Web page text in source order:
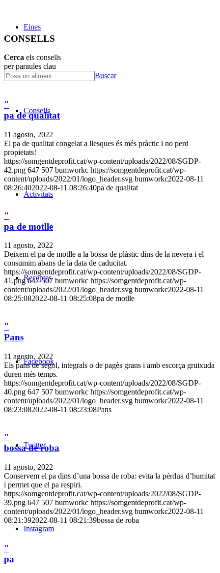
Eines
Consells
Activitats
Receptes
Facebook
Twitter
Instagram
CONSELLS
Cerca els consells
per paraules clau
Buscar
"
pa de qualitat
11 agosto, 2022
El pa de qualitat congelat a llesques és més pràctic i no perd
propietats!
https://somgentdeprofit.cat/wp-content/uploads/2022/08/SGDP-
42.png 647 507 bumworkc https://somgentdeprofit.cat/wp-
content/uploads/2022/01/logo_header.svg bumworkc2022-08-11
08:26:402022-08-11 08:26:40pa de qualitat
"
pa de motlle
11 agosto, 2022
Deixem el pa de motlle a la bossa de plàstic dins de la nevera i el
consumim abans de la data de caducitat.
https://somgentdeprofit.cat/wp-content/uploads/2022/08/SGDP-
41.png 647 507 bumworkc https://somgentdeprofit.cat/wp-
content/uploads/2022/01/logo_header.svg bumworkc2022-08-11
08:25:082022-08-11 08:25:08pa de motlle
"
Pans
11 agosto, 2022
Els pans de sègol, integrals o de pagès grans i amb escorça gruixuda
duren més temps.
https://somgentdeprofit.cat/wp-content/uploads/2022/08/SGDP-
40.png 647 507 bumworkc https://somgentdeprofit.cat/wp-
content/uploads/2022/01/logo_header.svg bumworkc2022-08-11
08:23:082022-08-11 08:23:08Pans
"
bossa de roba
11 agosto, 2022
Conservem el pa dins d’una bossa de roba: evita la pèrdua d’humitat
i permet que el pa respiri.
https://somgentdeprofit.cat/wp-content/uploads/2022/08/SGDP-
39.png 647 507 bumworkc https://somgentdeprofit.cat/wp-
content/uploads/2022/01/logo_header.svg bumworkc2022-08-11
08:21:392022-08-11 08:21:39bossa de roba
"
pa